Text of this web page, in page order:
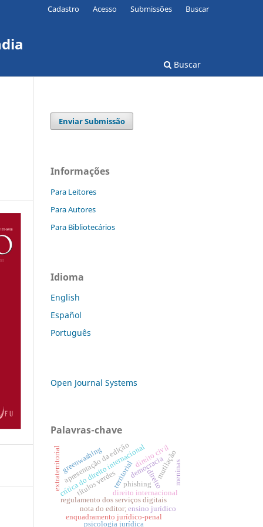
Buscar
Cadastro Acesso Submissões Buscar
Enviar Submissão
Informações
Para Leitores
Para Autores
Para Bibliotecários
Idioma
English
Español
Português
Open Journal Systems
Palavras-chave
direito
direito internacional
crítica do direito internacional
nota do editor;
regulamento dos serviços digitais
territorial
extraterritorialapresentação da ediçãophishing
enquadramento jurídico-penal
psicologia jurídica
democracia
títulos verdes
greenwashing direito civil
ensino jurídico
mutilaçãomeninas